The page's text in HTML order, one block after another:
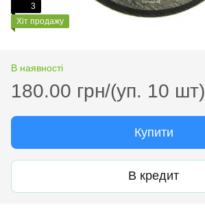
3
Хіт продажу
В наявності
180.00 грн/(уп. 10 шт)
Купити
В кредит